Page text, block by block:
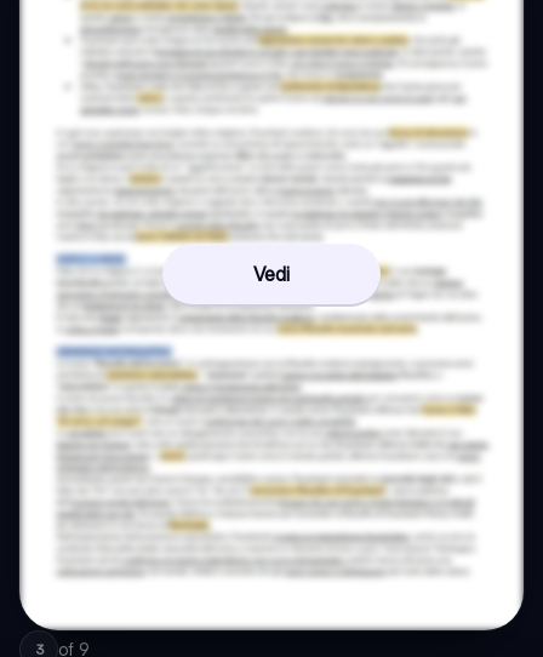
Vedi
3 of 9